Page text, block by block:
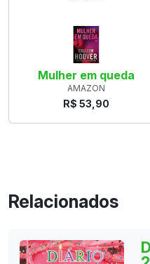
Mulher em queda
AMAZON
R$ 53,90
Relacionados